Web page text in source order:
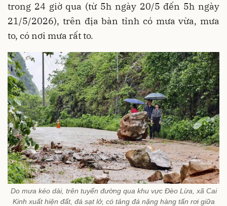
trong 24 giờ qua (từ 5h ngày 20/5 đến 5h ngày
21/5/2026), trên địa bàn tỉnh có mưa vừa, mưa
to, có nơi mưa rất to.
Do mưa kéo dài, trên tuyến đường qua khu vực Đèo Lừa, xã Cai
Kinh xuất hiện đất, đá sạt lở, có tảng đá nặng hàng tấn rơi giữa